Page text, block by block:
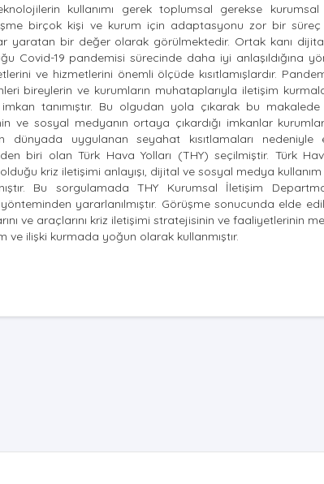
kullanımı gerek toplumsal gerekse
birçok kişi ve kurum için adaptasyonu zor bir
yaratan bir değer olarak görülmektedir. Ortak kanı
Covid-19 pandemisi sürecinde daha iyi anlaşıldığına
ve hizmetlerini önemli ölçüde kısıtlamışlardır.
bireylerin ve kurumların muhataplarıyla iletişim
tanımıştır. Bu olgudan yola çıkarak bu
ve sosyal medyanın ortaya çıkardığı imkanlar
dünyada uygulanan seyahat kısıtlamaları
biri olan Türk Hava Yolları (THY) seçilmiştir. Türk
kriz iletişimi anlayışı, dijital ve sosyal medya
Bu sorgulamada THY Kurumsal İletişim
yönteminden yararlanılmıştır. Görüşme sonucunda elde
ve araçlarını kriz iletişimi stratejisinin ve faaliyetlerinin
ve ilişki kurmada yoğun olarak kullanmıştır.